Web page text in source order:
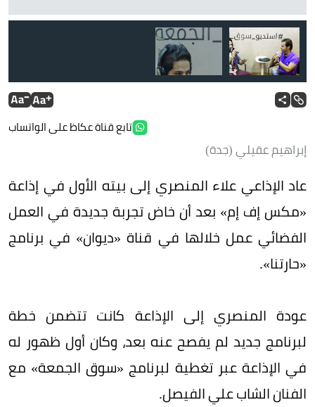
تابع قناة عكاظ على الواتساب
إبراهيم عقيلي (جدة)
عاد الإذاعي علاء المنصري إلى بيته الأول في إذاعة
«مكس إف إم» بعد أن خاض تجربة جديدة في العمل
الفضائي عمل خلالها في قناة «ديوان» في برنامج
«حارتنا».
عودة المنصري إلى الإذاعة كانت تتضمن خطة
لبرنامج جديد لم يفصح عنه بعد، وكان أول ظهور له
في الإذاعة عبر تغطية لبرنامج «سوق الجمعة» مع
الفنان الشاب علي الفيصل.